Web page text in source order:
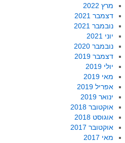
מרץ 2022
דצמבר 2021
נובמבר 2021
יוני 2021
נובמבר 2020
דצמבר 2019
יולי 2019
מאי 2019
אפריל 2019
ינואר 2019
אוקטובר 2018
אוגוסט 2018
אוקטובר 2017
מאי 2017